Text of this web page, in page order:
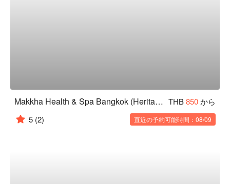
Makkha Health & Spa Bangkok (Heritage Asoke) THB850から
5 (2) 直近の予約可能時間：08/09